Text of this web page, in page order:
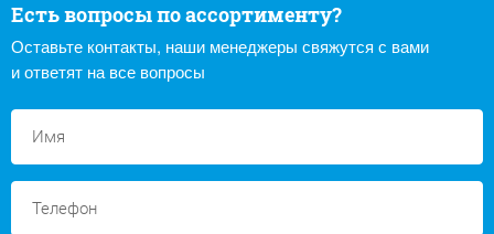
Есть вопросы по ассортименту?
Оставьте контакты, наши менеджеры свяжутся с вами
и ответят на все вопросы